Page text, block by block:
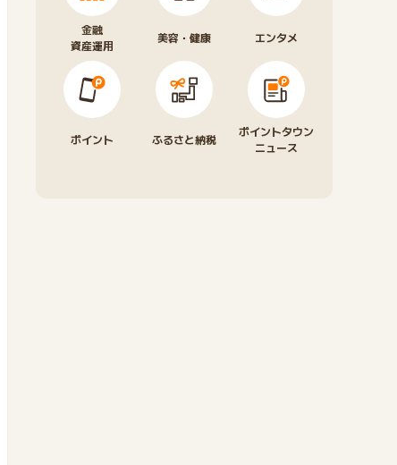
金融
資産運用
美容・健康 エンタメ
ポイント ふるさと納税
ポイントタウン
ニュース